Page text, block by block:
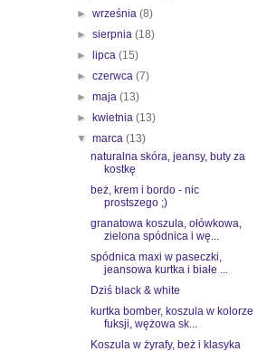
►września(8)
►sierpnia(18)
►lipca(15)
►czerwca(7)
►maja(13)
►kwietnia(13)
▼marca(13)
naturalna skóra, jeansy, buty za
kostkę
beż, krem i bordo - nic
prostszego ;)
granatowa koszula, ołówkowa,
zielona spódnica i wę...
spódnica maxi w paseczki,
jeansowa kurtka i białe ...
Dziś black & white
kurtka bomber, koszula w kolorze
fuksji, wężowa sk...
Koszula w żyrafy, beż i klasyka